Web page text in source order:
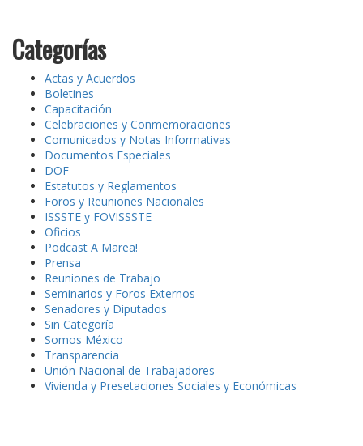
Categorías
Actas y Acuerdos
Boletines
Capacitación
Celebraciones y Conmemoraciones
Comunicados y Notas Informativas
Documentos Especiales
DOF
Estatutos y Reglamentos
Foros y Reuniones Nacionales
ISSSTE y FOVISSSTE
Oficios
Podcast A Marea!
Prensa
Reuniones de Trabajo
Seminarios y Foros Externos
Senadores y Diputados
Sin Categoría
Somos México
Transparencia
Unión Nacional de Trabajadores
Vivienda y Presetaciones Sociales y Económicas